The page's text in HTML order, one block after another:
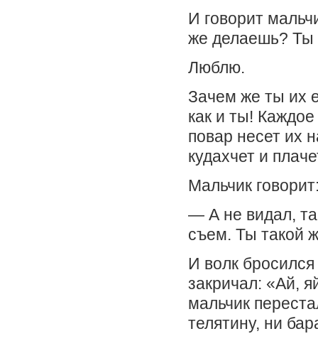
И говорит
же делаешь? Ты
Люблю.
Зачем же ты их
как и ты!
повар несет их
кудахчет и
Мальчик
— А не видал,
съем. Ты такой
И волк бросился
закричал: «Ай,
мальчик
телятину, ни